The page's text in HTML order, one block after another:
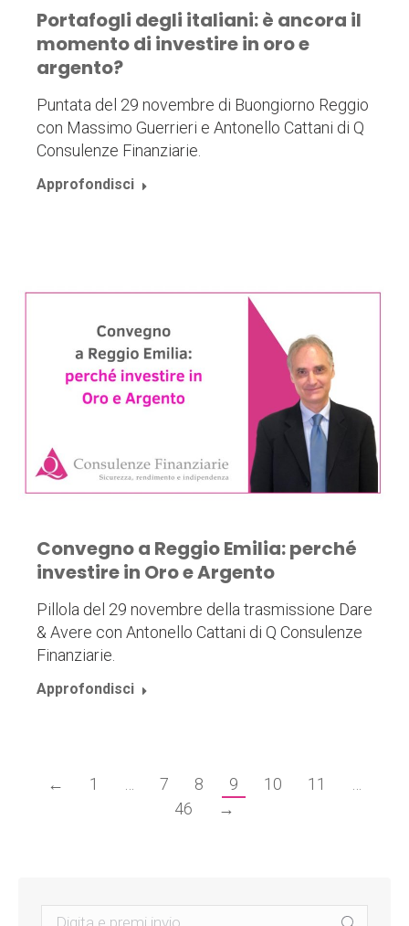
Portafogli degli italiani: è ancora il
momento di investire in oro e
argento?
Puntata del 29 novembre di Buongiorno Reggio
con Massimo Guerrieri e Antonello Cattani di Q
Consulenze Finanziarie.
Approfondisci
Convegno a Reggio Emilia: perché
investire in Oro e Argento
Pillola del 29 novembre della trasmissione Dare
& Avere con Antonello Cattani di Q Consulenze
Finanziarie.
Approfondisci
← 1 7 8 9 10 11
46
→
Search: